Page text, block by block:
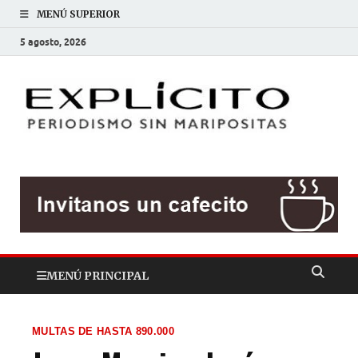
MENÚ SUPERIOR
5 agosto, 2026
MENÚ PRINCIPAL
MULTAS DE HASTA 890.000